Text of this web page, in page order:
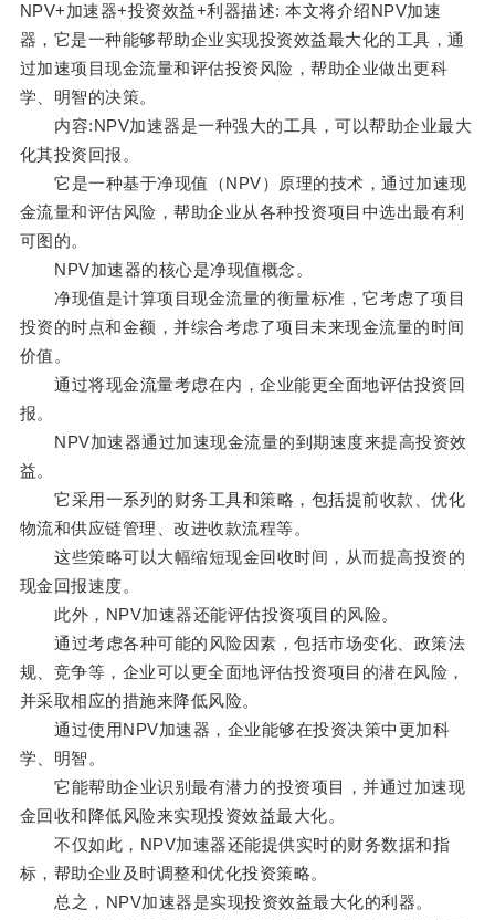
NPV+加速器+投资效益+利器描述: 本文将介绍NPV加速
器，它是一种能够帮助企业实现投资效益最大化的工具，通
过加速项目现金流量和评估投资风险，帮助企业做出更科
学、明智的决策。
内容:NPV加速器是一种强大的工具，可以帮助企业最大
化其投资回报。
它是一种基于净现值（NPV）原理的技术，通过加速现
金流量和评估风险，帮助企业从各种投资项目中选出最有利
可图的。
NPV加速器的核心是净现值概念。
净现值是计算项目现金流量的衡量标准，它考虑了项目
投资的时点和金额，并综合考虑了项目未来现金流量的时间
价值。
通过将现金流量考虑在内，企业能更全面地评估投资回
报。
NPV加速器通过加速现金流量的到期速度来提高投资效
益。
它采用一系列的财务工具和策略，包括提前收款、优化
物流和供应链管理、改进收款流程等。
这些策略可以大幅缩短现金回收时间，从而提高投资的
现金回报速度。
此外，NPV加速器还能评估投资项目的风险。
通过考虑各种可能的风险因素，包括市场变化、政策法
规、竞争等，企业可以更全面地评估投资项目的潜在风险，
并采取相应的措施来降低风险。
通过使用NPV加速器，企业能够在投资决策中更加科
学、明智。
它能帮助企业识别最有潜力的投资项目，并通过加速现
金回收和降低风险来实现投资效益最大化。
不仅如此，NPV加速器还能提供实时的财务数据和指
标，帮助企业及时调整和优化投资策略。
总之，NPV加速器是实现投资效益最大化的利器。